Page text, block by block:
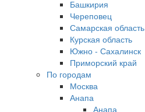
Башкирия
Череповец
Самарская область
Курская область
Южно - Сахалинск
Приморский край
По городам
Москва
Анапа
Анапа